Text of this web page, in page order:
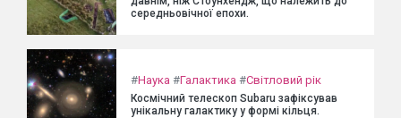
середньовічної епохи.
#Наука #Галактика #Світловий рік
Космічний телескоп Subaru зафіксував
унікальну галактику у формі кільця.